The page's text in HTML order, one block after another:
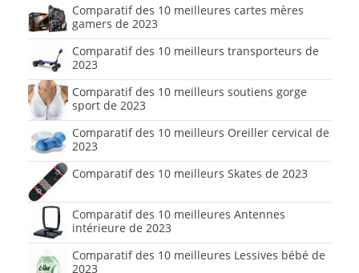
Comparatif des 10 meilleures cartes mères
gamers de 2023
Comparatif des 10 meilleurs transporteurs de
2023
Comparatif des 10 meilleurs soutiens gorge
sport de 2023
Comparatif des 10 meilleurs Oreiller cervical de
2023
Comparatif des 10 meilleurs Skates de 2023
Comparatif des 10 meilleures Antennes
intérieure de 2023
Comparatif des 10 meilleures Lessives bébé de
2023